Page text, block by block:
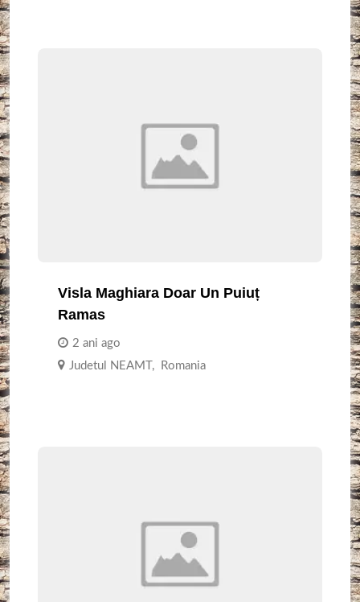
Visla Maghiara Doar Un Puiuț
Ramas
2 ani ago
Judetul NEAMT , Romania